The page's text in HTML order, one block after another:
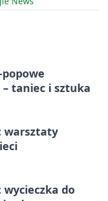
taniec i sztuka
warsztaty
wycieczka do